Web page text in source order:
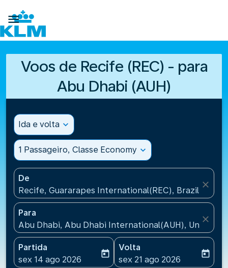

Voos de Recife (REC) - para
Abu Dhabi (AUH)
Ida e volta expand_more
1 Passageiro, Classe Economy expand_more
De
Recife, Guararapes International(REC), Brazil
close
Para
Abu Dhabi, Abu Dhabi International(AUH), United
close
Partida
fc-booking-departure-date-aria-label
sex 14 ago 2026
today
Volta
fc-booking-return-date-
sex 21 ago 2026
today